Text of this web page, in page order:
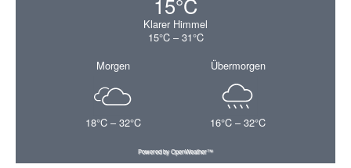
15°C
Klarer Himmel
15°C – 31°C
Morgen
18°C – 32°C
Übermorgen
16°C – 32°C
Powered by OpenWeather™